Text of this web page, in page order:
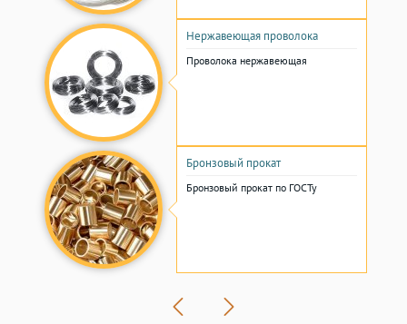
Нержавеющая проволока
Проволока нержавеющая
Бронзовый прокат
Бронзовый прокат по ГОСТу